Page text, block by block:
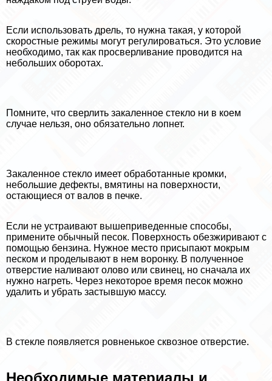
Если использовать дрель, то нужна такая, у которой
скоростные режимы могут регулироваться. Это условие
необходимо, так как просверливание проводится на
небольших оборотах.
Помните, что сверлить закаленное стекло ни в коем
случае нельзя, оно обязательно лопнет.
Закаленное стекло имеет обработанные кромки,
небольшие дефекты, вмятины на поверхности,
остающиеся от валов в печке.
Если не устраивают вышеприведенные способы,
примените обычный песок. Поверхность обезжиривают с
помощью бензина. Нужное место присыпают мокрым
песком и проделывают в нем воронку. В полученное
отверстие наливают олово или свинец, но сначала их
нужно нагреть. Через некоторое время песок можно
удалить и убрать застывшую массу.
В стекле появляется ровненькое сквозное отверстие.
Необходимые материалы и